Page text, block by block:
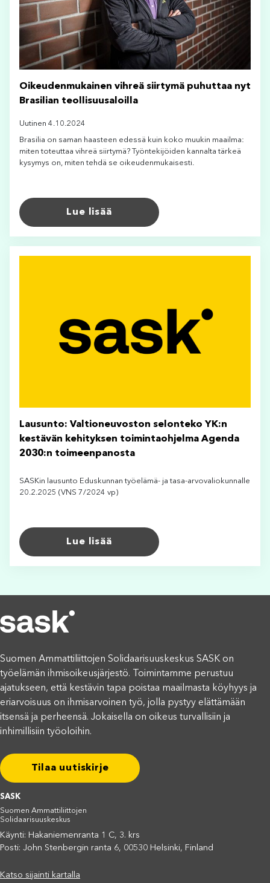
Oikeudenmukainen vihreä siirtymä puhuttaa nyt
Brasilian teollisuusaloilla
Uutinen 4.10.2024
Brasilia on saman haasteen edessä kuin koko muukin maailma:
miten toteuttaa vihreä siirtymä? Työntekijöiden kannalta tärkeä
kysymys on, miten tehdä se oikeudenmukaisesti.
Lue lisää
Lausunto: Valtioneuvoston selonteko YK:n
kestävän kehityksen toimintaohjelma Agenda
2030:n toimeenpanosta
SASKin lausunto Eduskunnan työelämä- ja tasa-arvovaliokunnalle
20.2.2025 (VNS 7/2024 vp)
Lue lisää
Suomen Ammattiliittojen Solidaarisuuskeskus SASK on
työelämän ihmisoikeusjärjestö. Toimintamme perustuu
ajatukseen, että kestävin tapa poistaa maailmasta köyhyys ja
eriarvoisuus on ihmisarvoinen työ, jolla pystyy elättämään
itsensä ja perheensä. Jokaisella on oikeus turvallisiin ja
inhimillisiin työoloihin.
Tilaa uutiskirje
SASK
Suomen Ammattiliittojen
Solidaarisuuskeskus
Käynti: Hakaniemenranta 1 C, 3. krs
Posti: John Stenbergin ranta 6, 00530 Helsinki, Finland
Katso sijainti kartalla